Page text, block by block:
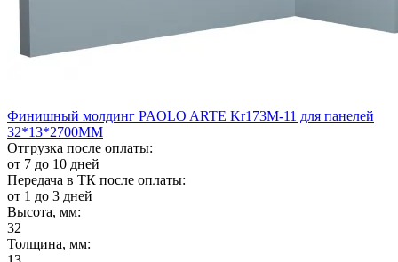
Финишный молдинг PAOLO ARTE Kr173M-11 для панелей
32*13*2700ММ
Отгрузка после оплаты:
от 7 до 10 дней
Передача в ТК после оплаты:
от 1 до 3 дней
Высота, мм:
32
Толщина, мм: